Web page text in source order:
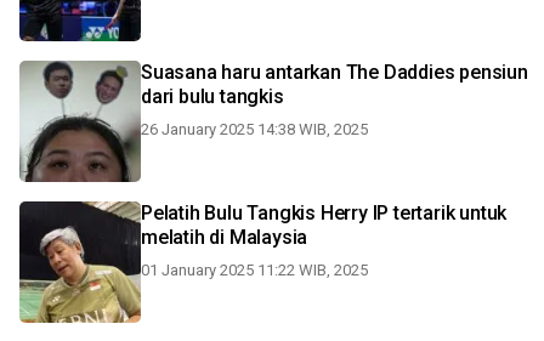
Suasana haru antarkan The Daddies pensiun
dari bulu tangkis
26 January 2025 14:38 WIB, 2025
Pelatih Bulu Tangkis Herry IP tertarik untuk
melatih di Malaysia
01 January 2025 11:22 WIB, 2025